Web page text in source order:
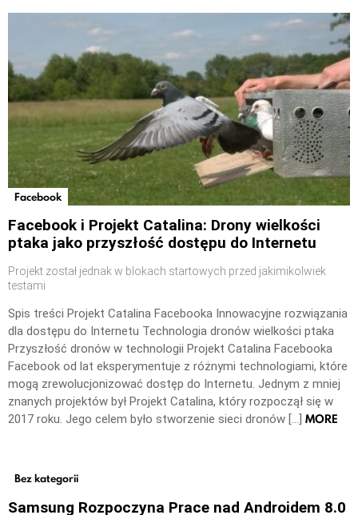
Facebook
Facebook i Projekt Catalina: Drony wielkości
ptaka jako przyszłość dostępu do Internetu
Projekt został jednak w blokach startowych przed jakimikolwiek
testami
Spis treści Projekt Catalina Facebooka Innowacyjne rozwiązania
dla dostępu do Internetu Technologia dronów wielkości ptaka
Przyszłość dronów w technologii Projekt Catalina Facebooka
Facebook od lat eksperymentuje z różnymi technologiami, które
mogą zrewolucjonizować dostęp do Internetu. Jednym z mniej
znanych projektów był Projekt Catalina, który rozpoczął się w
2017 roku. Jego celem było stworzenie sieci dronów […] MORE
Bez kategorii
Samsung Rozpoczyna Prace nad Androidem 8.0